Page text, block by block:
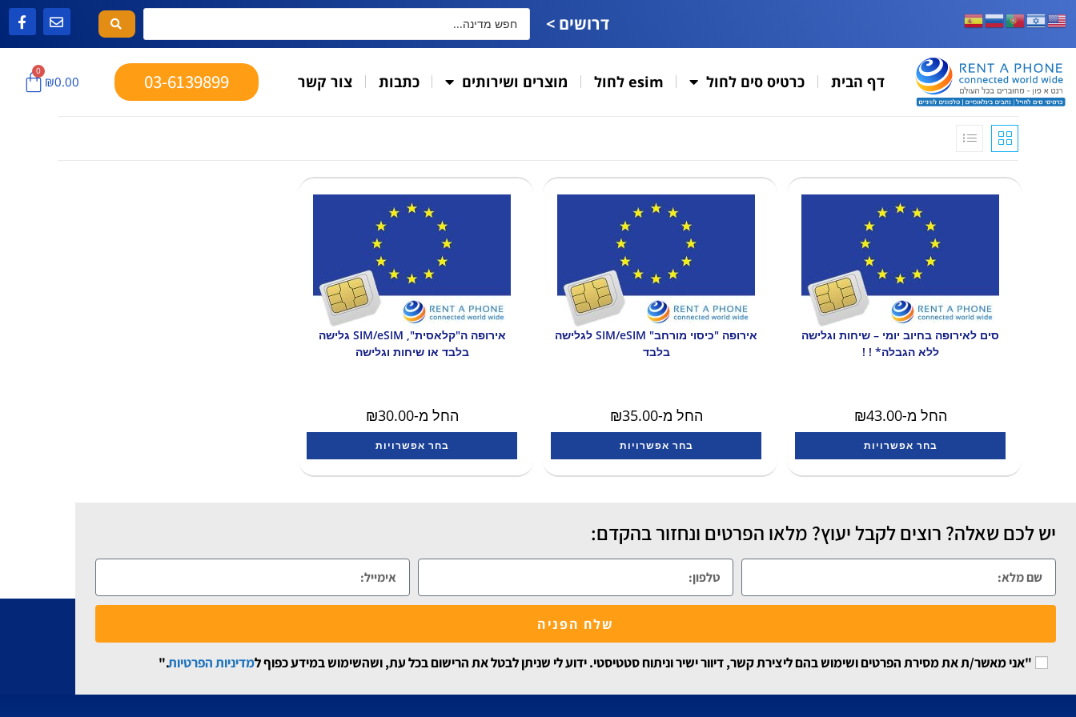
דרושים >
דף הבית כרטיס סים לחול esim לחול מוצרים ושירותים כתבות צור קשר 03-6139899
₪0.00
0
סים לאירופה בחיוב יומי – שיחות וגלישה
ללא הגבלה* ! !
החל מ- ₪43.00
בחר אפשרויות
אירופה "כיסוי מורחב" SIM/eSIM לגלישה
בלבד
החל מ- ₪35.00
בחר אפשרויות
אירופה ה"קלאסית", SIM/eSIM גלישה
בלבד או שיחות וגלישה
החל מ- ₪30.00
בחר אפשרויות
יש לכם שאלה? רוצים לקבל יעוץ? מלאו הפרטים ונחזור בהקדם:
"אני מאשר/ת את מסירת הפרטים ושימוש בהם ליצירת קשר, דיוור ישיר וניתוח סטטיסטי. ידוע לי שניתן לבטל את הרישום בכל עת, ושהשימוש במידע כפוף למדיניות הפרטיות."
שלח הפניה